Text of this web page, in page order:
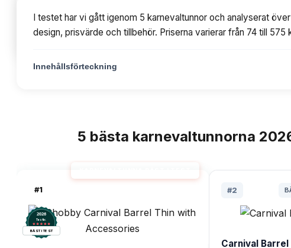
Innehållsförteckning
I testet har vi gått igenom 5 karnevaltunnor och analyserat
design, prisvärde och tillbehör. Priserna varierar från 74 till
Innehållsförteckning
5 bästa karnevaltunnorna
#1
2026
Testix.
BÄST I TEST
#2
Carnival Barrel